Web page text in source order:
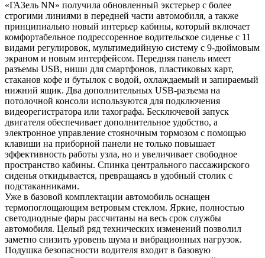
«ГАЗель NN» получила обновленный экстерьер с более
строгими линиями в передней части автомобиля, а также
принципиально новый интерьер кабины, который включает
комфортабельное подрессоренное водительское сиденье с 11
видами регулировок, мультимедийную систему с 9-дюймовым
экраном и новым интерфейсом. Передняя панель имеет
разъемы USB, ниши для смартфонов, пластиковых карт,
стаканов кофе и бутылок с водой, охлаждаемый и запираемый
нижний ящик. Два дополнительных USB-разъема на
потолочной консоли используются для подключения
видеорегистратора или тахографа. Бесключевой запуск
двигателя обеспечивает дополнительное удобство, а
электронное управление стояночным тормозом с помощью
клавиши на приборной панели не только повышает
эффективность работы узла, но и увеличивает свободное
пространство кабины. Спинка центрального пассажирского
сиденья откидывается, превращаясь в удобный столик с
подстаканниками.
Уже в базовой комплектации автомобиль оснащен
термопоглощающим ветровым стеклом. Яркие, полностью
светодиодные фары рассчитаны на весь срок службы
автомобиля. Целый ряд технических изменений позволил
заметно снизить уровень шума и вибрационных нагрузок.
Подушка безопасности водителя входит в базовую